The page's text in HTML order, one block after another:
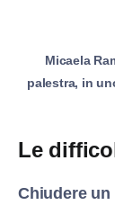
Micaela
palestra, in
Le
Chiudere